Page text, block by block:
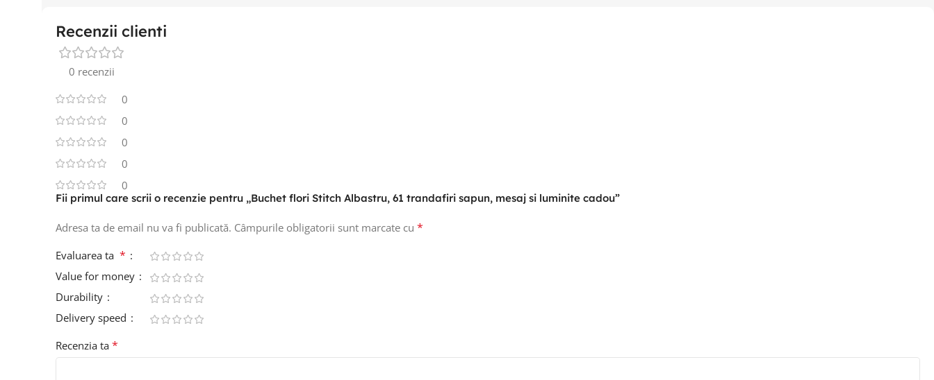
Recenzii clienti
0 recenzii
0
0
0
0
0
Fii primul care scrii o recenzie pentru „Buchet flori Stitch Albastru, 61 trandafiri sapun, mesaj si luminite cadou”
Adresa ta de email nu va fi publicată. Câmpurile obligatorii sunt marcate cu *
Evaluarea ta *
Value for money
Durability
Delivery speed
Recenzia ta *